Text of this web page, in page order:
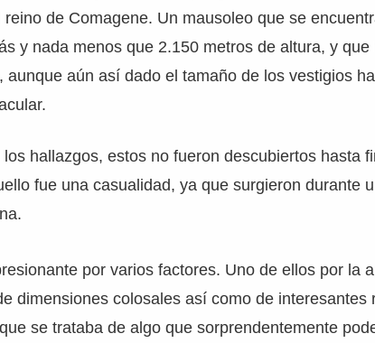
de Comagene. Un mausoleo que se
y nada menos que 2.150 metros de altura, y
aunque aún así dado el tamaño de los vestigios
hallazgos, estos no fueron descubiertos hasta
fue una casualidad, ya que surgieron durante
por varios factores. Uno de ellos por la
dimensiones colosales así como de interesantes
se trataba de algo que sorprendentemente